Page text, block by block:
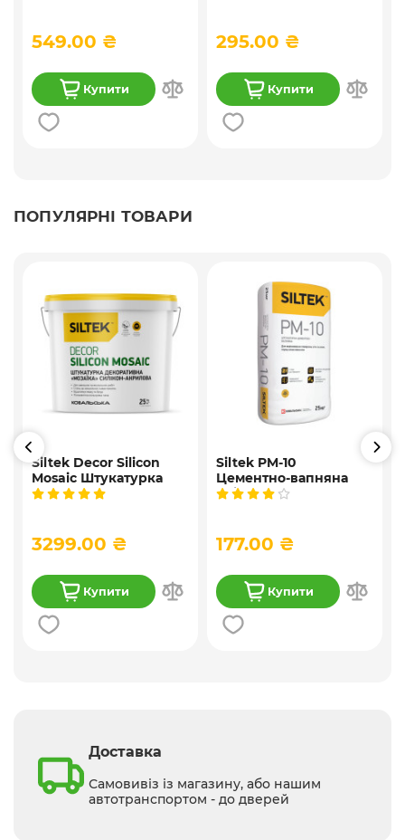
549.00 ₴
Купити
295.00 ₴
Купити
ПОПУЛЯРНІ ТОВАРИ
Siltek Decor Silicon
Mosaic Штукатурка
мозаїчна декоративна
3299.00 ₴
Купити
Siltek PM-10
Цементно-вапняна
універсальна
177.00 ₴
Купити
Доставка
Самовивіз із магазину, або нашим
автотранспортом - до дверей